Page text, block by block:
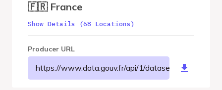
🇫🇷 France
Show Details (68 Locations)
Producer URL
https://www.data.gouv.fr/api/1/datasets/r/